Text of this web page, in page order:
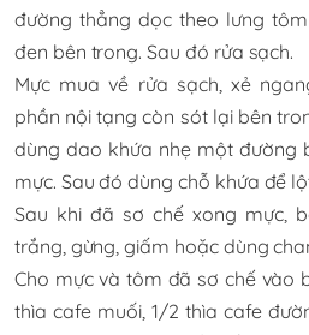
đường thẳng dọc theo lưng
đen bên trong. Sau đó rửa sạch.
Mực mua về rửa sạch, xẻ
phần nội tạng còn sót lại bên
dùng dao khứa nhẹ một đường
mực. Sau đó dùng chỗ khứa để
Sau khi đã sơ chế xong mực,
trắng, gừng, giấm hoặc dùng
Cho mực và tôm đã sơ chế vào
thìa cafe muối, 1/2 thìa cafe